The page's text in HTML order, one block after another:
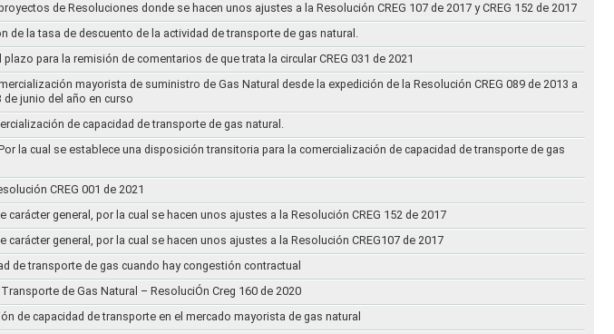
de Resoluciones donde se hacen unos ajustes a la Resolución CREG 107 de 2017 y CREG 152 de 2017
la tasa de descuento de la actividad de transporte de gas natural.
para la remisión de comentarios de que trata la circular CREG 031 de 2021
mayorista de suministro de Gas Natural desde la expedición de la Resolución CREG 089 de 2013 a
de junio del año en curso
de capacidad de transporte de gas natural.
la cual se establece una disposición transitoria para la comercialización de capacidad de transporte de gas
CREG 001 de 2021
general, por la cual se hacen unos ajustes a la Resolución CREG 152 de 2017
general, por la cual se hacen unos ajustes a la Resolución CREG107 de 2017
de transporte de gas cuando hay congestión contractual
de Gas Natural – ResoluciÓn Creg 160 de 2020
de capacidad de transporte en el mercado mayorista de gas natural